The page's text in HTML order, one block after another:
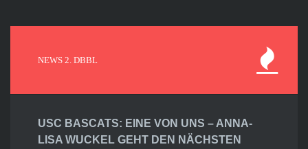
NEWS 2. DBBL
USC BASCATS: EINE VON UNS – ANNA-
LISA WUCKEL GEHT DEN NÄCHSTEN